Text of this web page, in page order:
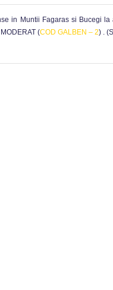
in Muntii Fagaras si Bucegi
(COD GALBEN – 2) .